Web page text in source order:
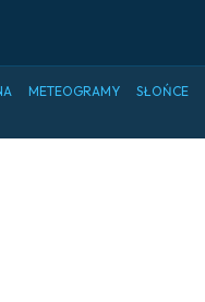
METEOGRAMY SŁOŃCE